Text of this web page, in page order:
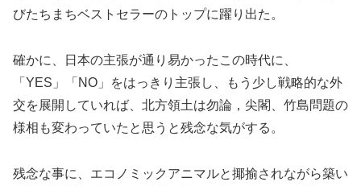
びたちまちベストセラーのトップに躍り出た。
確かに、日本の主張が通り易かったこの時代に、
「YES」「NO」をはっきり主張し、もう少し戦略的な外
交を展開していれば、北方領土は勿論，尖閣、竹島問題の
様相も変わっていたと思うと残念な気がする。
残念な事に、エコノミックアニマルと揶揄されながら築い